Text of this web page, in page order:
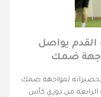
القدم يواصل
ضمك
تحضيراته لمواجهة ضمك
من دوري كأس